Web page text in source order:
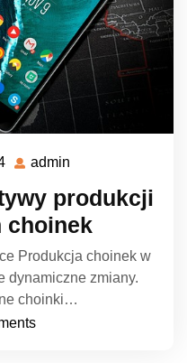
14
2024
admin
produkcji
choinek
Produkcja choinek w
dynamiczne zmiany.
choinki…